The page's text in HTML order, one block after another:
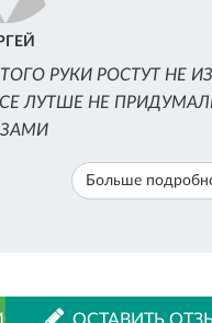
РУКИ РОСТУТ НЕ ИЗ
ЛУТШЕ НЕ
Больше
ОСТАВИТЬ